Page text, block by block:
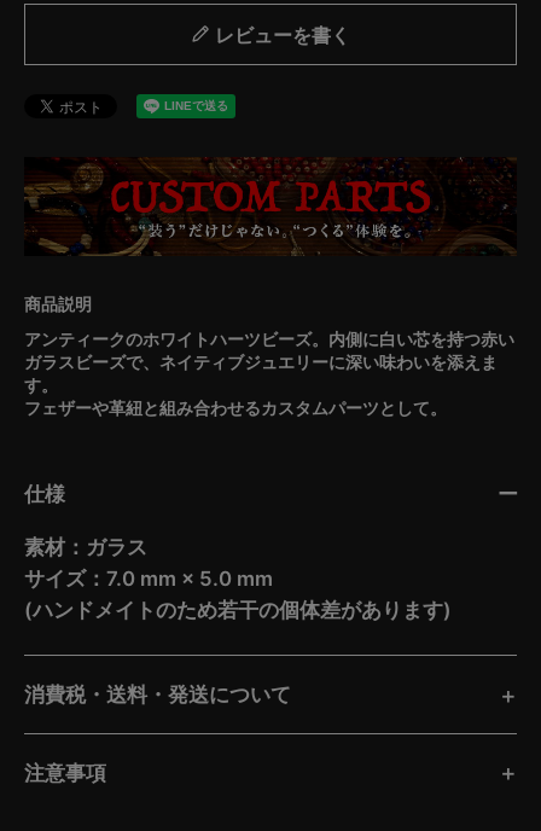
レビューを書く
アンティークのホワイトハーツビーズ。内側に白い芯を持つ赤い
ガラスビーズで、ネイティブジュエリーに深い味わいを添えま
す。
フェザーや革紐と組み合わせるカスタムパーツとして。
仕様
素材：ガラス
サイズ：7.0 mm × 5.0 mm
(ハンドメイトのため若干の個体差があります)
消費税・送料・発送について
注意事項